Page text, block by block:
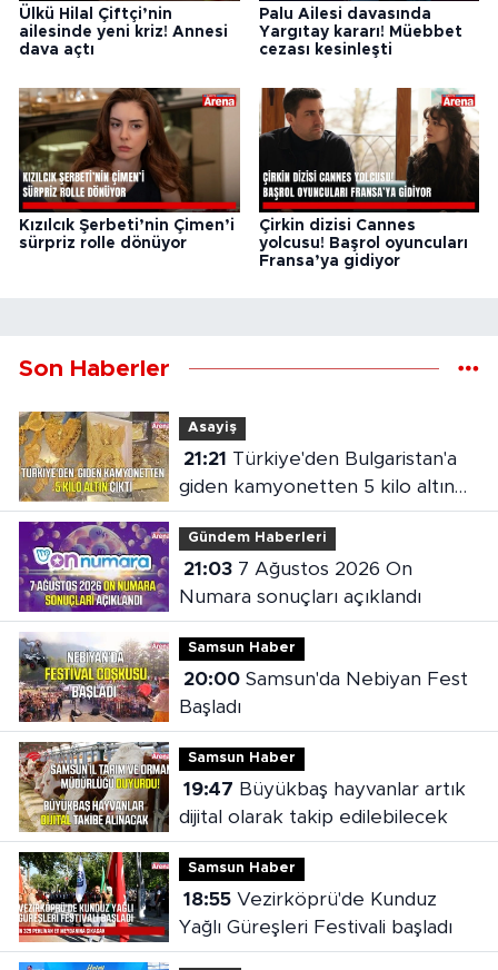
Ülkü Hilal Çiftçi’nin
ailesinde yeni kriz! Annesi
dava açtı
Palu Ailesi davasında
Yargıtay kararı! Müebbet
cezası kesinleşti
Kızılcık Şerbeti’nin Çimen’i
sürpriz rolle dönüyor
Çirkin dizisi Cannes
yolcusu! Başrol oyuncuları
Fransa’ya gidiyor
Son Haberler
Asayiş
21:21
giden kamyonetten 5 kilo altın
çıktı
Gündem Haberleri
21:037 Ağustos 2026 On
Numara sonuçları açıklandı
Samsun Haber
20:00Samsun'da Nebiyan Fest
Başladı
Samsun Haber
19:47
dijital olarak takip edilebilecek
Samsun Haber
18:55Vezirköprü'de Kunduz
Yağlı Güreşleri Festivali başladı